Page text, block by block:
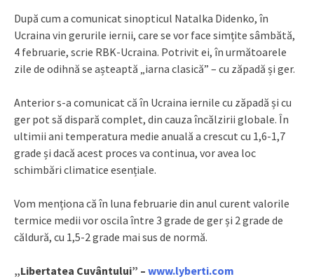
După cum a comunicat sinopticul Natalka Didenko, în
Ucraina vin gerurile iernii, care se vor face simțite sâmbătă,
4 februarie, scrie RBK-Ucraina. Potrivit ei, în următoarele
zile de odihnă se așteaptă „iarna clasică” – cu zăpadă și ger.
Anterior s-a comunicat că în Ucraina iernile cu zăpadă și cu
ger pot să dispară complet, din cauza încălzirii globale. În
ultimii ani temperatura medie anuală a crescut cu 1,6-1,7
grade și dacă acest proces va continua, vor avea loc
schimbări climatice esențiale.
Vom menționa că în luna februarie din anul curent valorile
termice medii vor oscila între 3 grade de ger și 2 grade de
căldură, cu 1,5-2 grade mai sus de normă.
„Libertatea Cuvântului” – www.lyberti.com